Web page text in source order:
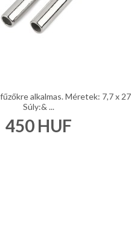
alkalmas. Méretek: 7,7 x
Súly:& ...
450HUF